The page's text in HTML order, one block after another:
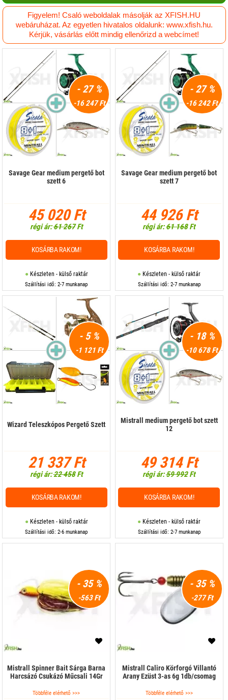
Figyelem! Csaló weboldalak másolják az XFISH.HU
webáruházat. Az egyetlen hivatalos oldalunk: www.xfish.hu.
Kérjük, vásárlás előtt mindig ellenőrizd a webcímet!
- 27 %
-16 247 Ft
Savage Gear medium pergető bot
szett 6
45 020 Ft
régi ár:61 267Ft
Készleten - külső raktár
Szállítási idő: 2-7 munkanap
KOSÁRBA RAKOM!
- 27 %
-16 242 Ft
Savage Gear medium pergető bot
szett 7
44 926 Ft
régi ár:61 168Ft
Készleten - külső raktár
Szállítási idő: 2-7 munkanap
KOSÁRBA RAKOM!
- 5 %
-1 121 Ft
Wizard Teleszkópos Pergető Szett
21 337 Ft
régi ár:22 458Ft
Készleten - külső raktár
Szállítási idő: 2-6 munkanap
KOSÁRBA RAKOM!
- 18 %
-10 678 Ft
Mistrall medium pergető bot szett
12
49 314 Ft
régi ár:59 992Ft
Készleten - külső raktár
Szállítási idő: 2-7 munkanap
KOSÁRBA RAKOM!
- 35 %
-563 Ft
Mistrall Spinner Bait Sárga Barna
Harcsázó Csukázó Műcsali 14Gr
Többféle elérhető >>>
- 35 %
-277 Ft
Mistrall Caliro Körforgó Villantó
Arany Ezüst 3-as 6g 1db/csomag
Többféle elérhető >>>